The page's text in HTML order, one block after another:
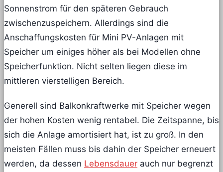
Sonnenstrom für den späteren Gebrauch
zwischenzuspeichern. Allerdings sind die
Anschaffungskosten für Mini PV-Anlagen mit
Speicher um einiges höher als bei Modellen ohne
Speicherfunktion. Nicht selten liegen diese im
mittleren vierstelligen Bereich.
Generell sind Balkonkraftwerke mit Speicher wegen
der hohen Kosten wenig rentabel. Die Zeitspanne, bis
sich die Anlage amortisiert hat, ist zu groß. In den
meisten Fällen muss bis dahin der Speicher erneuert
werden, da dessen Lebensdauer auch nur begrenzt